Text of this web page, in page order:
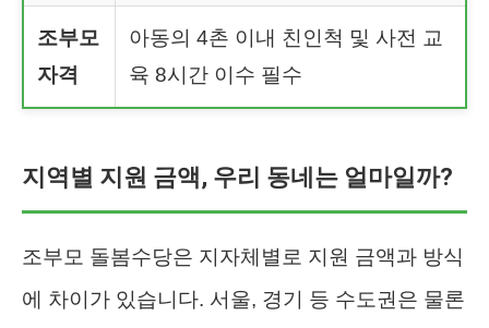
조부모
자격
아동의 4촌 이내 친인척 및 사전 교
육 8시간 이수 필수
지역별 지원 금액, 우리 동네는 얼마일까?
조부모 돌봄수당은 지자체별로 지원 금액과 방식
에 차이가 있습니다. 서울, 경기 등 수도권은 물론